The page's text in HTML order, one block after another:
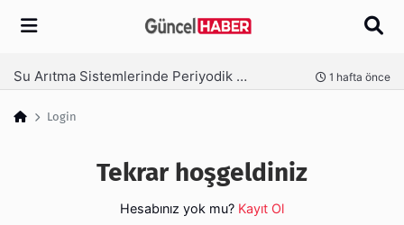
Arama
Su Arıtma Sistemlerinde Periyodik Bakım Neden Kritik? 1 hafta önce
Login
Tekrar hoşgeldiniz
Hesabınız yok mu? Kayıt Ol